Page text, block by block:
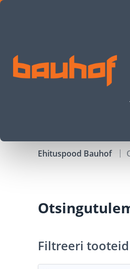
kuivtoit brit - Bauhof has loaded
Ehituspood Bauhof
Filtreeri tooteid